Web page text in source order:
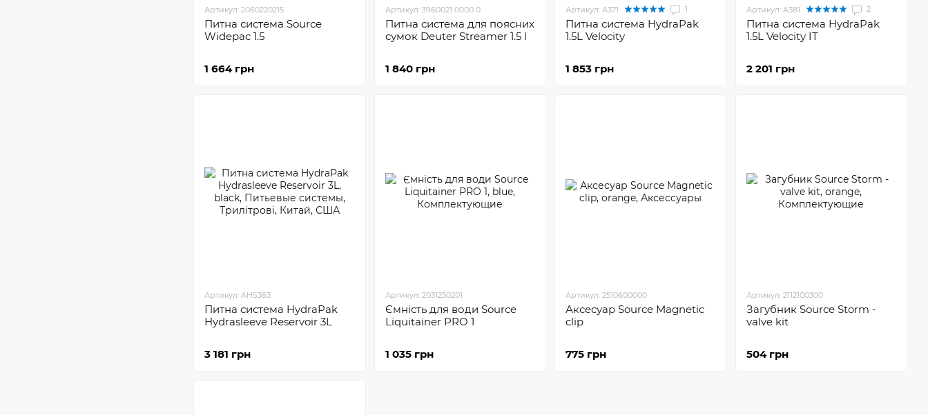
Артикул: 2060220215
Питна система Sourсe
Widepac 1.5
1 664 грн
Артикул: 3960021 0000 0
Питна система для поясних
сумок Deuter Streamer 1.5 l
1 840 грн
Артикул: A371 1
Питна система HydraPak
1.5L Velocity
1 853 грн
Артикул: A381 2
Питна система HydraPak
1.5L Velocity IT
2 201 грн
Артикул: AHS363
Питна система HydraPak
Hydrasleeve Reservoir 3L
3 181 грн
Артикул: 2031250201
Ємність для води Sourсe
Liquitainer PRO 1
1 035 грн
Артикул: 2510600000
Аксесуар Sourсe Magnetic
clip
775 грн
Артикул: 2112100300
Загубник Sourсe Storm -
valve kit
504 грн